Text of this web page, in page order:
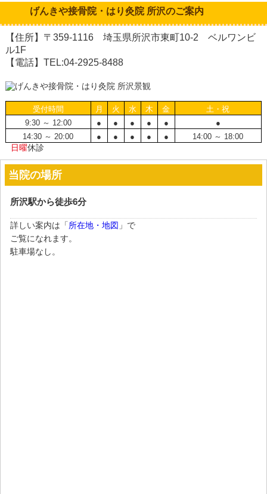
げんきや接骨院・はり灸院 所沢のご案内
【住所】〒359-1116 埼玉県所沢市東町10-2 ベルワンビ
ル1F
【電話】TEL:04-2925-8488
受付時間 月 火 水 木 金
土・祝
9:30 ～ 12:00
● ● ● ● ●
●
14:30 ～ 20:00
● ● ● ● ● 14:00 ～ 18:00
日曜休診
当院の場所
所沢駅から徒歩6分
詳しい案内は「所在地・地図 」で
ご覧になれます。
駐車場なし。